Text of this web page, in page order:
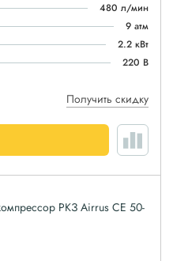
480 л/мин
9 атм
2.2 кВт
220 В
Получить скидку
РКЗ Airrus CE 50-